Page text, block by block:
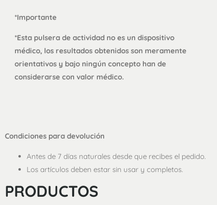
*Importante
*Esta pulsera de actividad no es un dispositivo
médico, los resultados obtenidos son meramente
orientativos y bajo ningún concepto han de
considerarse con valor médico.
Condiciones para devolución
Antes de 7 días naturales desde que recibes el pedido.
Los artículos deben estar sin usar y completos.
PRODUCTOS